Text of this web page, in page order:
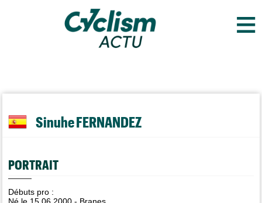
≡
Sinuhe FERNANDEZ
PORTRAIT
Débuts pro :